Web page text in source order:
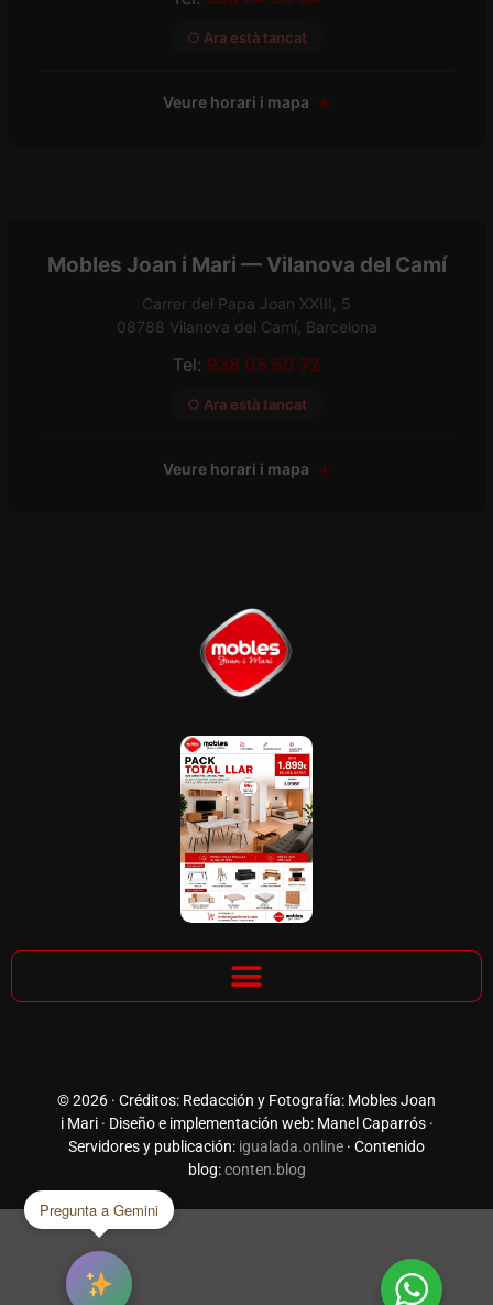
○ Ara està tancat
Veure horari i mapa
Mobles Joan i Mari — Vilanova del Camí
Carrer del Papa Joan XXIII, 5
08788 Vilanova del Camí, Barcelona
Tel: 938 05 50 72
○ Ara està tancat
Veure horari i mapa
© 2026 · Créditos: Redacción y Fotografía: Mobles Joan
i Mari · Diseño e implementación web: Manel Caparrós ·
Servidores y publicación: igualada.online · Contenido
blog:conten.blog
Pregunta a Gemini